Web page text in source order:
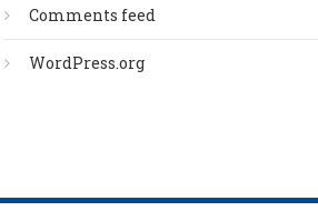
Comments feed
WordPress.org